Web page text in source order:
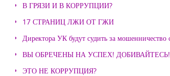
В ГРЯЗИ И В КОРРУПЦИИ?
17 СТРАНИЦ ЛЖИ ОТ ГЖИ
Директора УК будут судить за
ВЫ ОБРЕЧЕНЫ НА УСПЕХ! ДОБИВАЙТЕСЬ!
ЭТО НЕ КОРРУПЦИЯ?